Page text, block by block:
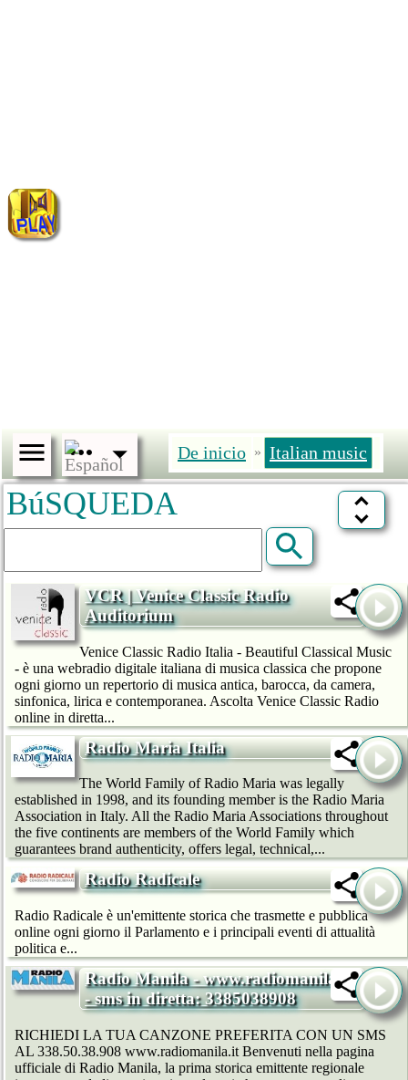
De inicio » Italian music
BúSQUEDA
VCR | Venice Classic Radio
Auditorium
Venice Classic Radio Italia - Beautiful Classical Music
- è una webradio digitale italiana di musica classica che propone
ogni giorno un repertorio di musica antica, barocca, da camera,
sinfonica, lirica e contemporanea. Ascolta Venice Classic Radio
online in diretta...
Radio Maria Italia
The World Family of Radio Maria was legally
established in 1998, and its founding member is the Radio Maria
Association in Italy. All the Radio Maria Associations throughout
the five continents are members of the World Family which
guarantees brand authenticity, offers legal, technical,...
Radio Radicale
Radio Radicale è un'emittente storica che trasmette e pubblica
online ogni giorno il Parlamento e i principali eventi di attualità
politica e...
Radio Manila - www.radiomanila.it
- sms in diretta: 3385038908
RICHIEDI LA TUA CANZONE PREFERITA CON UN SMS
AL 338.50.38.908 www.radiomanila.it Benvenuti nella pagina
ufficiale di Radio Manila, la prima storica emittente regionale